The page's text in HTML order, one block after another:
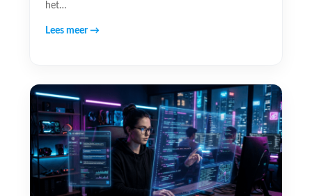
het…
Lees meer →